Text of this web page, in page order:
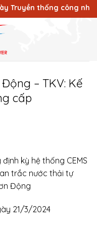
thống công nhân
– TKV: Kế
cấp
kỳ hệ thống CEMS
trắc nước thải tự
Động
21/3/2024